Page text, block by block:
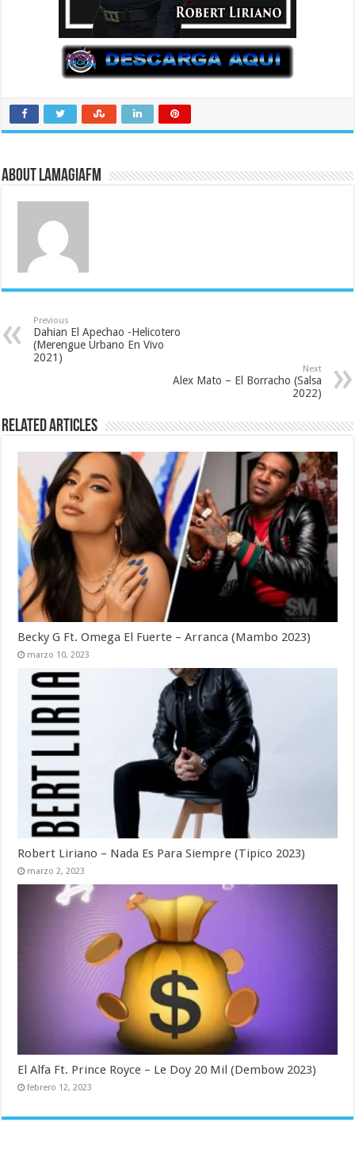
About LaMagiaFM
Previous
Dahian El Apechao -Helicotero
(Merengue Urbano En Vivo
2021)
Next
Alex Mato – El Borracho (Salsa
2022)
Related Articles
Becky G Ft. Omega El Fuerte – Arranca (Mambo 2023)
marzo 10, 2023
Robert Liriano – Nada Es Para Siempre (Tipico 2023)
marzo 2, 2023
El Alfa Ft. Prince Royce – Le Doy 20 Mil (Dembow 2023)
febrero 12, 2023